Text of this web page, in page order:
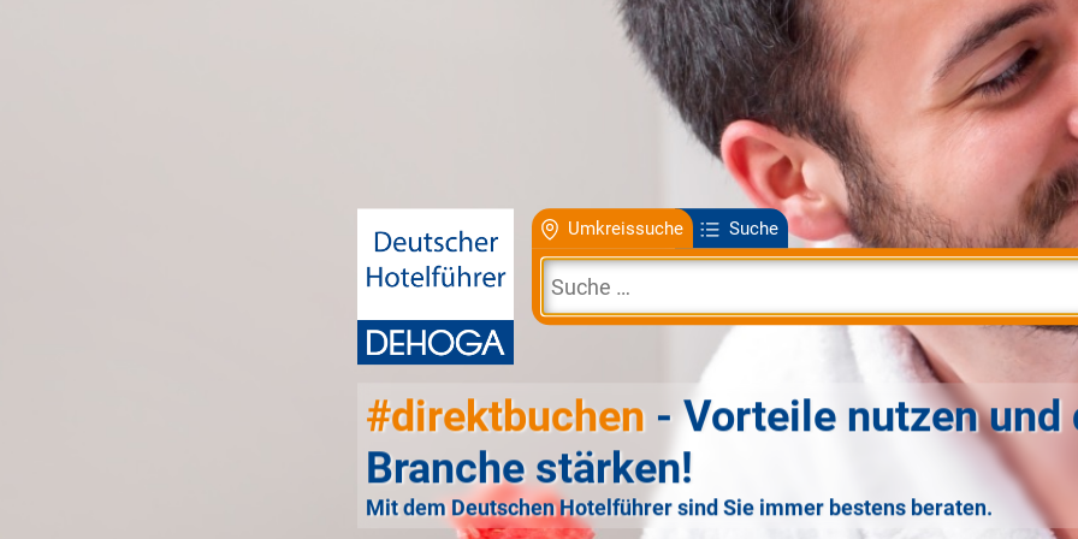
Umkreissuche Suche
#direktbuchen - Vorteile nutzen und
Branche stärken!
Mit dem Deutschen Hotelführer sind Sie immer bestens beraten.